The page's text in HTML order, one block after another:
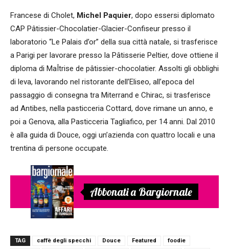
Francese di Cholet, Michel Paquier, dopo essersi diplomato
CAP Pâtissier-Chocolatier-Glacier-Confiseur presso il
laboratorio “Le Palais d’or” della sua città natale, si trasferisce
a Parigi per lavorare presso la Pâtisserie Peltier, dove ottiene il
diploma di MaÎtrise de pâtissier-chocolatier. Assolti gli obblighi
di leva, lavorando nel ristorante dell’Eliseo, all’epoca del
passaggio di consegna tra Miterrand e Chirac, si trasferisce
ad Antibes, nella pasticceria Cottard, dove rimane un anno, e
poi a Genova, alla Pasticceria Tagliafico, per 14 anni. Dal 2010
è alla guida di Douce, oggi un’azienda con quattro locali e una
trentina di persone occupate.
Abbonati a Bargiornale
TAG caffè degli specchi Douce Featured
foodie